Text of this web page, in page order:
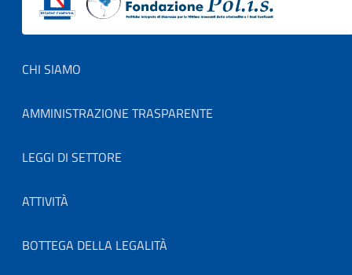
Footer menu
CHI SIAMO
AMMINISTRAZIONE TRASPARENTE
LEGGI DI SETTORE
ATTIVITÀ
BOTTEGA DELLA LEGALITÀ